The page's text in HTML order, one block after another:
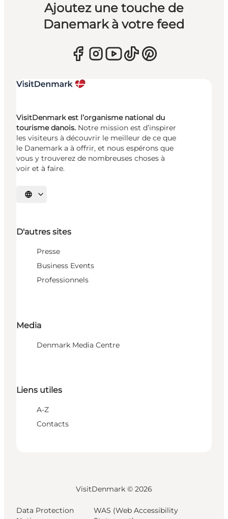
Ajoutez une touche de
Danemark à votre feed
VisitDenmark est l’organisme national du
tourisme danois. Notre mission est d’inspirer
les visiteurs à découvrir le meilleur de ce que
le Danemark a à offrir, et nous espérons que
vous y trouverez de nombreuses choses à
voir et à faire.
Choisissez la langue
D'autres sites
Presse
Business Events
Professionnels
Media
Denmark Media Centre
Liens utiles
A-Z
Contacts
VisitDenmark © 2026
Data Protection
WAS (Web Accessibility